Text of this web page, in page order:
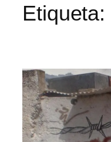
Etiqueta: